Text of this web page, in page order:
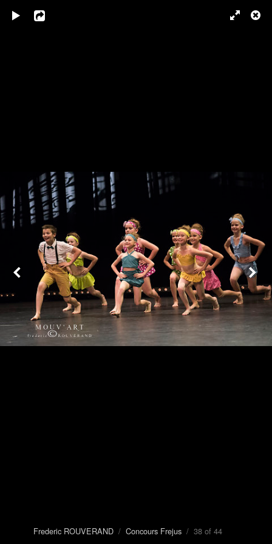
Frederic ROUVERAND/ Concours Frejus/ 38 of 44